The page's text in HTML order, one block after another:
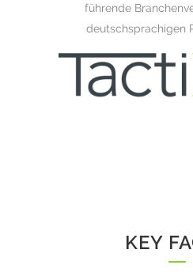
führende
deutschsprachigen
KEY